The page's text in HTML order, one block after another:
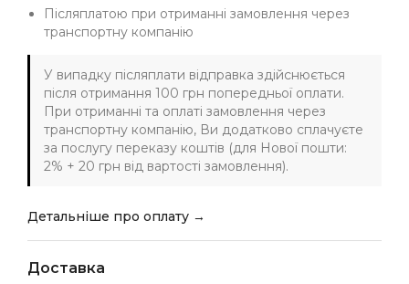
Післяплатою при отриманні замовлення через
транспортну компанію
У випадку післяплати відправка здійснюється
після отримання 100 грн попередньої оплати.
При отриманні та оплаті замовлення через
транспортну компанію, Ви додатково сплачуєте
за послугу переказу коштів (для Нової пошти:
2% + 20 грн від вартості замовлення).
Детальніше про оплату →
Доставка